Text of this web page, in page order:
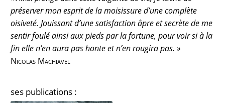
préserver mon esprit de la moisissure d’une complète
oisiveté. Jouissant d’une satisfaction âpre et secrète de me
sentir foulé ainsi aux pieds par la fortune, pour voir si à la
fin elle n’en aura pas honte et n’en rougira pas. »
Nicolas Machiavel
ses publications :